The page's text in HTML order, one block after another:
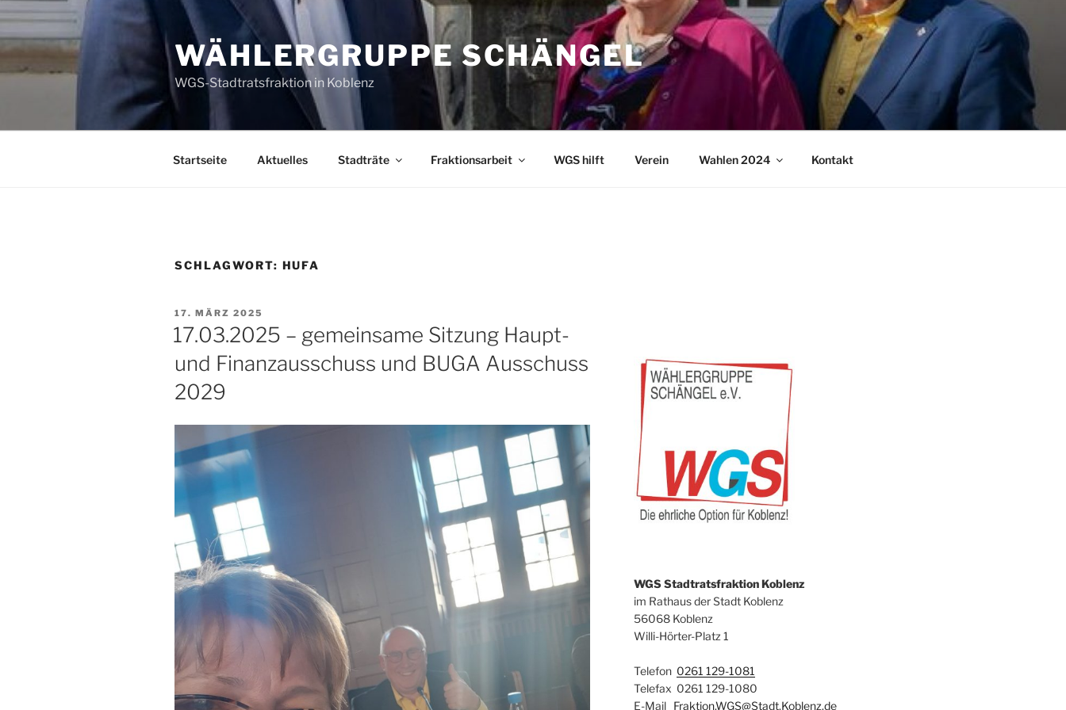
Zum
Inhalt
springen
WÄHLERGRUPPE SCHÄNGEL
WGS-Stadtratsfraktion in Koblenz
Startseite Aktuelles Stadträte Fraktionsarbeit WGS hilft Verein Wahlen 2024 Kontakt
SCHLAGWORT: HUFA
VERÖFFENTLICHT
AM
17. MÄRZ 2025
17.03.2025 – gemeinsame Sitzung Haupt-
und Finanzausschuss und BUGA Ausschuss
2029
WGS Stadtratsfraktion Koblenz
im Rathaus der Stadt Koblenz
56068 Koblenz
Willi-Hörter-Platz 1
Telefon 0261 129-1081
Telefax 0261 129-1080
E-Mail Fraktion.WGS@Stadt.Koblenz.de